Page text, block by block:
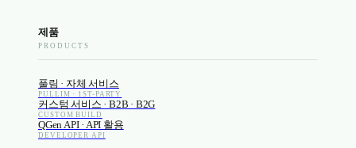
제품
PRODUCTS
풀림 · 자체 서비스
PULLIM · 1ST-PARTY
커스텀 서비스 · B2B · B2G
CUSTOM BUILD
QGen API · API 활용
DEVELOPER API